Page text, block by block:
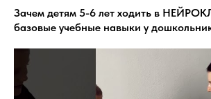
Зачем детям 5-6 лет ходить в
базовые учебные навыки у